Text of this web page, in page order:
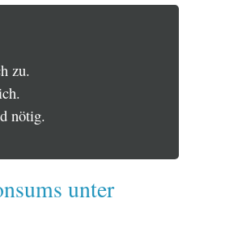
zu.
nötig.
unter